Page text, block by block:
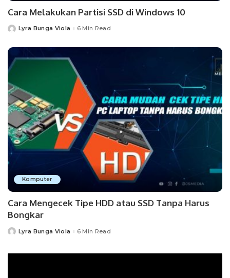
Cara Melakukan Partisi SSD di Windows 10
PostedLyra Bunga Viola 6 Min Read
Komputer
Cara Mengecek Tipe HDD atau SSD Tanpa Harus
Bongkar
PostedLyra Bunga Viola 6 Min Read